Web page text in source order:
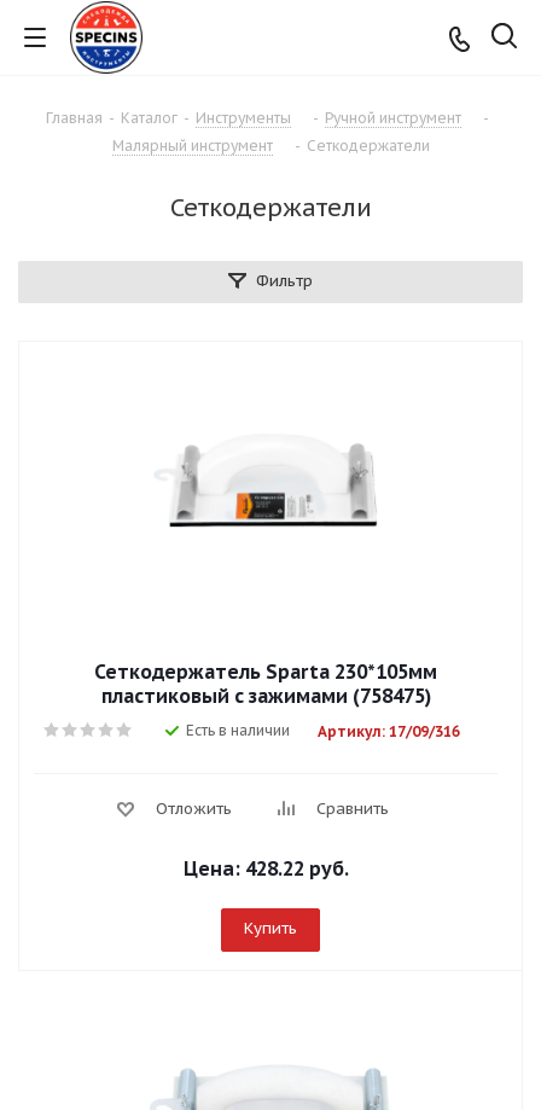
Главная - Каталог - Инструменты - Ручной инструмент
-
Малярный инструмент
- Сеткодержатели
Сеткодержатели
Фильтр
Сеткодержатель Sparta 230*105мм
пластиковый с зажимами (758475)
Есть в наличии Артикул: 17/09/316
Отложить Сравнить
Цена: 428.22 руб.
Купить